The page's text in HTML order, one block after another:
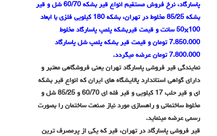
پاسارگاد، نرخ فروش مستقیم انواع قیر بشکه 60/70 شل و قیر
بشکه 85/25 مخلوط در تهران، بشکه 180 کیلویی فلزی با ابعاد
100×50 سانت و قیمت قیربشکه پلمپ پاسارگاد مخلوط
7.850.000 تومان و قیمت قیر بشکه پلمپ شل پاسارگاد
7.800.000 تومان عرضه میگردد.
نمایندگی قیر فروشی پاسارگاد تهران یعنی فروشگاهی معتبر و
دارای گواهی استاندارد پالایشگاه های ایران که انواع قیر بشکه
ای و قیر حلب 17 کیلویی و قیر فله ای 60/70 و 85/25 شل و
مخلوط ساختمانی و راهسازی مورد نیاز صنعت ساختمان را بصورت
رسمی عرضه مینماید.
قیر فروشی پاسارگاد در تهران، قیر که یکی از پرمصرف ترین